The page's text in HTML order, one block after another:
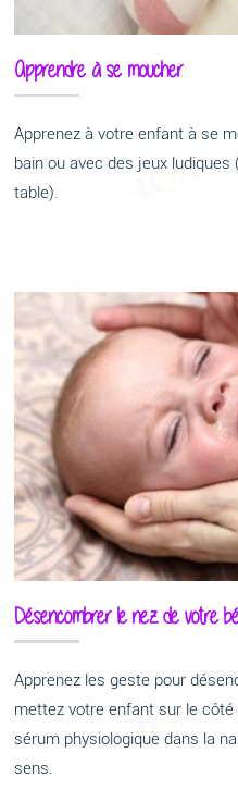
Apprendre à se moucher
Apprenez à votre enfant à se
bain ou avec des jeux
table).
Désencombrer le nez de votre
Apprenez les geste pour
mettez votre enfant sur le
sérum physiologique dans la
sens.